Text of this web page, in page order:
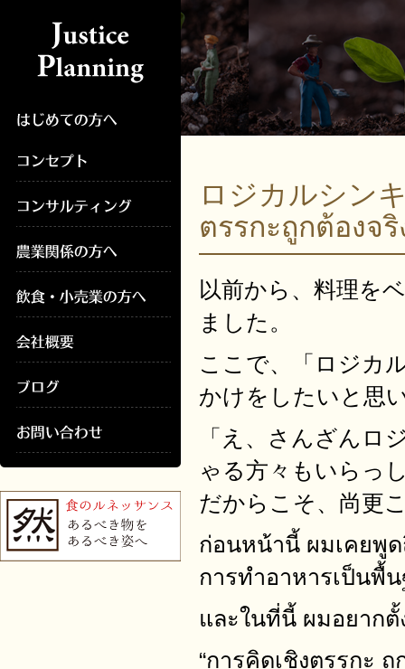
ロジカルシン
ตรรกะถูกต้องจ
以前から、料理を
ました。
ここで、「ロジカ
かけをしたいと思
「え、さんざんロ
ゃる方々もいらっ
だからこそ、尚更
ก่อนหน้านี้ ผมเคยพูด
การทำอาหารเป็นพื้
และในที่นี้ ผมอยากตั้
“การคิดเชิงตรรกะ ถู